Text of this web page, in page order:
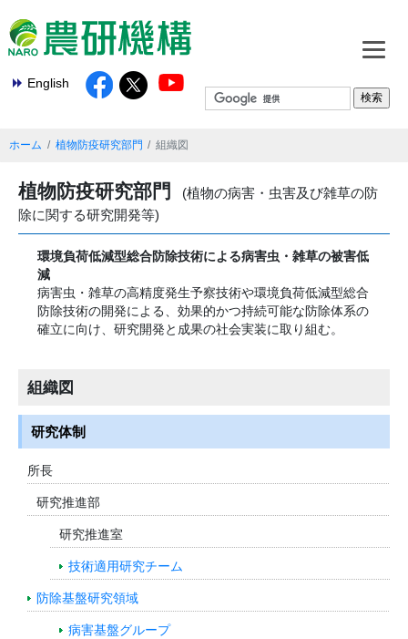
English
ホーム 植物防疫研究部門 組織図
植物防疫研究部門
(植物の病害・虫害及び雑草の防
除に関する研究開発等)
環境負荷低減型総合防除技術による病害虫・雑草の被害低
減
病害虫・雑草の高精度発生予察技術や環境負荷低減型総合
防除技術の開発による、効果的かつ持続可能な防除体系の
確立に向け、研究開発と成果の社会実装に取り組む。
組織図
研究体制
所長
研究推進部
研究推進室
技術適用研究チーム
防除基盤研究領域
病害基盤グループ